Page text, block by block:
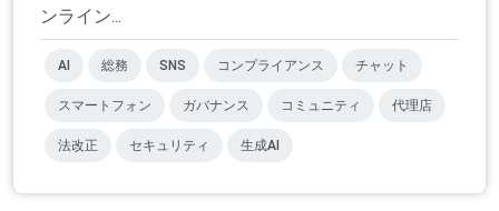
ンライン...
AI 総務 SNS コンプライアンス チャット
スマートフォン ガバナンス コミュニティ 代理店
法改正 セキュリティ 生成AI